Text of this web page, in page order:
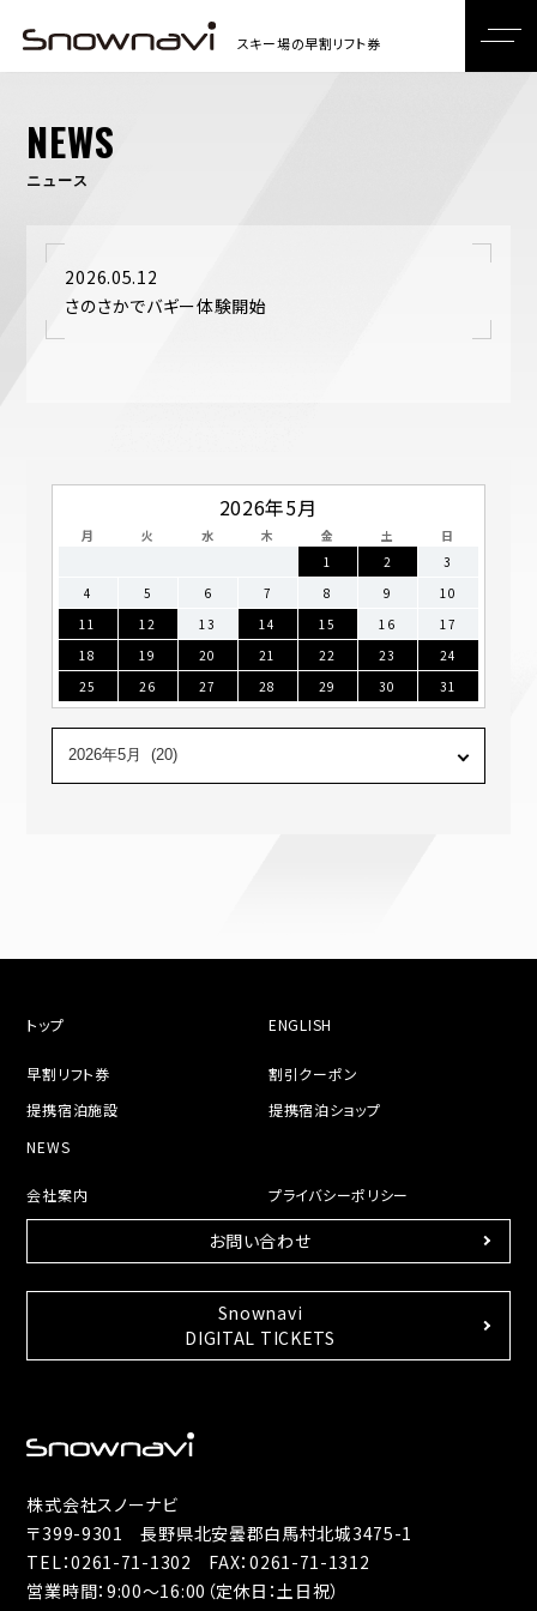
NEWS
ニュース
2026.05.12
さのさかでバギー体験開始
2026年5月
月 火 水 木 金 土
日
1
2
3
4
5 6 7 8 9
10
11
12 13 14 15 16
17
18
19 20 21 22 23
24
25
26 27 28 29 30 31
トップ ENGLISH
早割リフト券
割引クーポン
提携宿泊施設
提携宿泊ショップ
NEWS
会社案内 プライバシーポリシー
お問い合わせ
Snownavi
DIGITAL TICKETS
株式会社スノーナビ
〒399-9301 長野県北安曇郡白馬村北城3475-1
TEL：0261-71-1302 FAX：0261-71-1312
営業時間：9:00～16:00（定休日：土日祝）